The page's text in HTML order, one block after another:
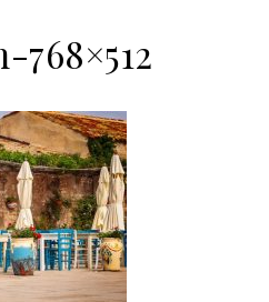
768×512